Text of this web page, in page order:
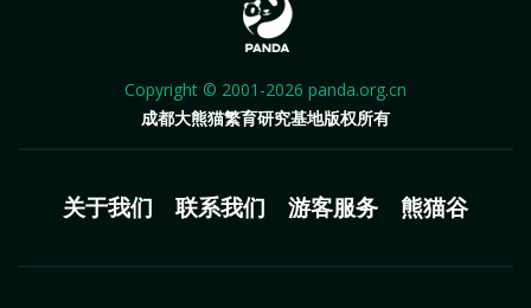
Copyright © 2001-2026 panda.org.cn
成都大熊猫繁育研究基地版权所有
关于我们 联系我们 游客服务 熊猫谷